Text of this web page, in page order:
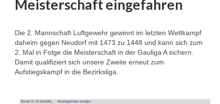
1. Mannschaft Luftpistole
1. Mannschaft Auflage
2. Mannschaft Auflage
Meisterschaft eingefahren
Die 2. Mannschaft Luftgewehr gewinnt im letzten Wettkampf
daheim gegen Neudorf mit 1473 zu 1448 und kann sich zum
2. Mal in Folge die Meisterschaft in der Gauliga A sichern.
Damit qualifiziert sich unsere Zweite erneut zum
Aufstiegskampf in die Bezirksliga.